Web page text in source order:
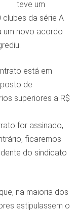
teve um
da série A
um novo acordo
está em
de
superiores a R$
for assinado,
ficaremos
do sindicato
na maioria dos
estipulassem o